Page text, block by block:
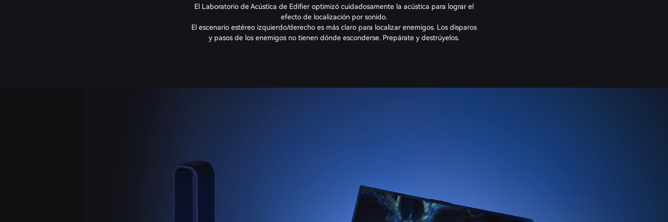
El Laboratorio de Acústica de Edifier optimizó cuidadosamente la acústica para lograr el
efecto de localización por sonido.
El escenario estéreo izquierdo/derecho es más claro para localizar enemigos. Los disparos
y pasos de los enemigos no tienen dónde esconderse. Prepárate y destrúyelos.